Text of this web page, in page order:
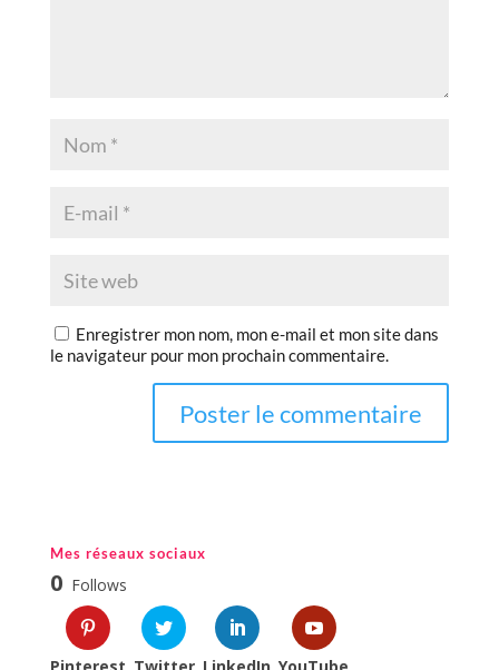
Enregistrer mon nom, mon e-mail et mon site dans
le navigateur pour mon prochain commentaire.
Mes réseaux sociaux
0 Follows